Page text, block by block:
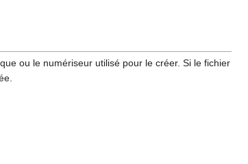
ou le numériseur utilisé pour le créer. Si le fichier